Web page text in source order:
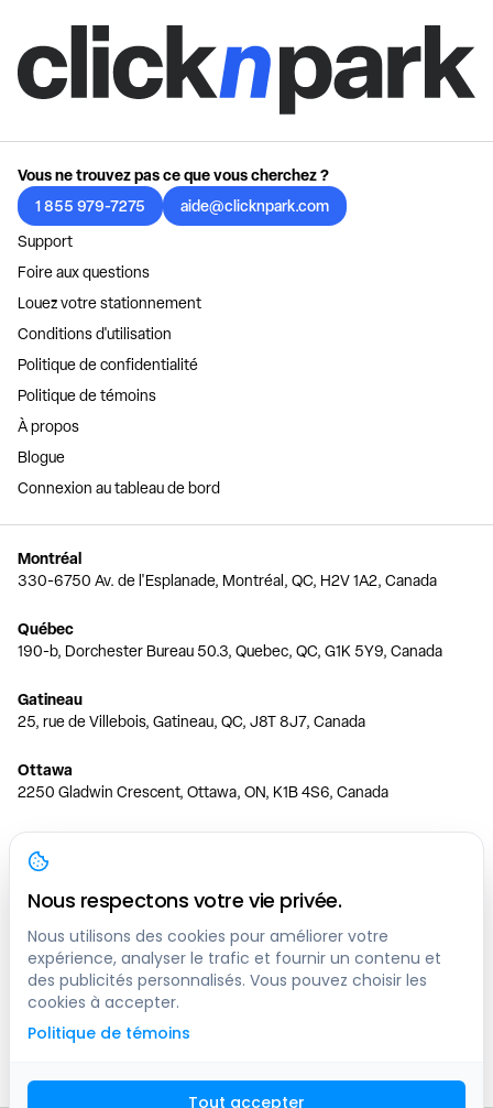
Vous ne trouvez pas ce que vous cherchez ?
1 855 979-7275
aide@clicknpark.com
Support
Foire aux questions
Louez votre stationnement
Conditions d'utilisation
Politique de confidentialité
Politique de témoins
À propos
Blogue
Connexion au tableau de bord
Montréal
330-6750 Av. de l'Esplanade, Montréal, QC, H2V 1A2, Canada
Québec
190-b, Dorchester Bureau 50.3, Quebec, QC, G1K 5Y9, Canada
Gatineau
25, rue de Villebois, Gatineau, QC, J8T 8J7, Canada
Ottawa
2250 Gladwin Crescent, Ottawa, ON, K1B 4S6, Canada
Toronto
150 Ferrand Dr, 6th Floor, Toronto, ON, M3C 3E5, Canada
Vancouver
1200 W 73rd Ave #1415, Vancouver, BC, V6P 6G5, Canada
Calgary
444 5 Ave SW #400 Calgary, AB, T2P 2T8, Canada
Nous respectons votre vie privée.
Nous utilisons des cookies pour améliorer votre
expérience, analyser le trafic et fournir un contenu et
des publicités personnalisés. Vous pouvez choisir les
cookies à accepter.
Politique de témoins
Tout accepter